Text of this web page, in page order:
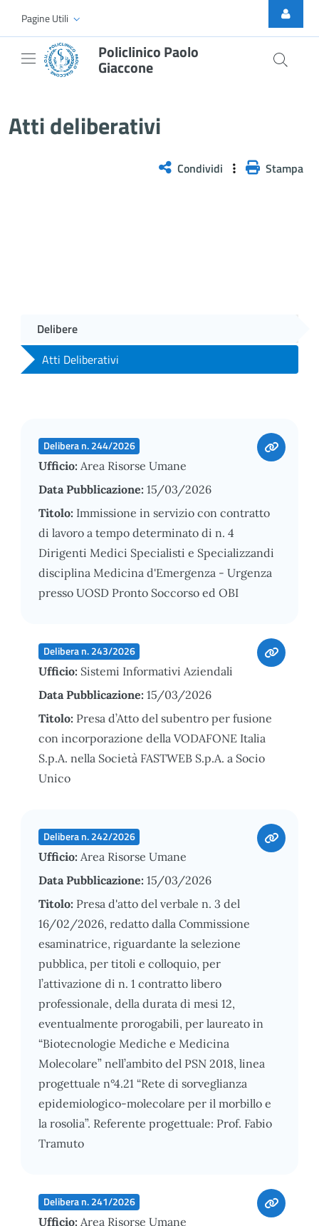
Skip to Main Content
Pagine Utili
Policlinico Paolo
Giaccone
Atti deliberativi
Condividi Stampa
Delibere
Atti Deliberativi
Delibera n. 244/2026
Ufficio: Area Risorse Umane
Data Pubblicazione: 15/03/2026
Titolo: Immissione in servizio con contratto
di lavoro a tempo determinato di n. 4
Dirigenti Medici Specialisti e Specializzandi
disciplina Medicina d'Emergenza - Urgenza
presso UOSD Pronto Soccorso ed OBI
Delibera n. 243/2026
Ufficio: Sistemi Informativi Aziendali
Data Pubblicazione: 15/03/2026
Titolo: Presa d’Atto del subentro per fusione
con incorporazione della VODAFONE Italia
S.p.A. nella Società FASTWEB S.p.A. a Socio
Unico
Delibera n. 242/2026
Ufficio: Area Risorse Umane
Data Pubblicazione: 15/03/2026
Titolo: Presa d'atto del verbale n. 3 del
16/02/2026, redatto dalla Commissione
esaminatrice, riguardante la selezione
pubblica, per titoli e colloquio, per
l’attivazione di n. 1 contratto libero
professionale, della durata di mesi 12,
eventualmente prorogabili, per laureato in
“Biotecnologie Mediche e Medicina
Molecolare” nell’ambito del PSN 2018, linea
progettuale n°4.21 “Rete di sorveglianza
epidemiologico-molecolare per il morbillo e
la rosolia”. Referente progettuale: Prof. Fabio
Tramuto
Delibera n. 241/2026
Ufficio: Area Risorse Umane